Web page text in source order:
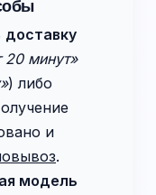
доставку
20 минут»
) либо
и
.
модель